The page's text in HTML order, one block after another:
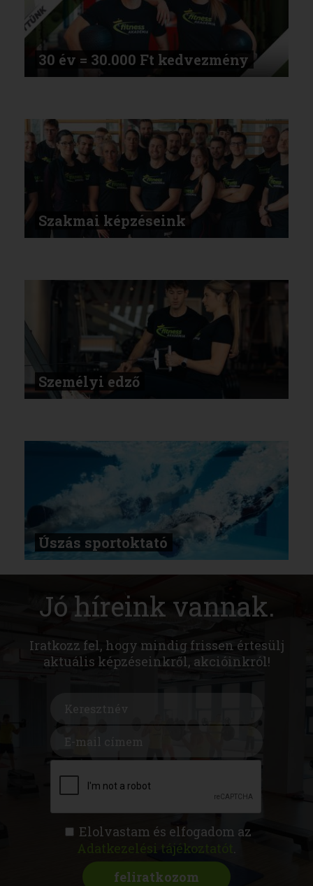
30 év = 30.000 Ft kedvezmény
Szakmai képzéseink
Személyi edző
Úszás sportoktató
Jó híreink vannak.
Iratkozz fel, hogy mindig frissen értesülj
aktuális képzéseinkről, akcióinkról!
Elolvastam és elfogadom az
Adatkezelési tájékoztatót .
FITNESS AKADÉMIA
RÓLUNK MAGAZIN